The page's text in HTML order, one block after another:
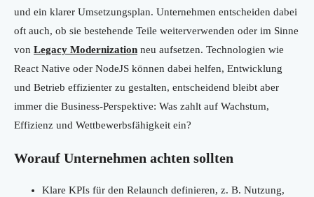
und ein klarer Umsetzungsplan. Unternehmen entscheiden dabei
oft auch, ob sie bestehende Teile weiterverwenden oder im Sinne
von Legacy Modernization neu aufsetzen. Technologien wie
React Native oder NodeJS können dabei helfen, Entwicklung
und Betrieb effizienter zu gestalten, entscheidend bleibt aber
immer die Business-Perspektive: Was zahlt auf Wachstum,
Effizienz und Wettbewerbsfähigkeit ein?
Worauf Unternehmen achten sollten
Klare KPIs für den Relaunch definieren, z. B. Nutzung,